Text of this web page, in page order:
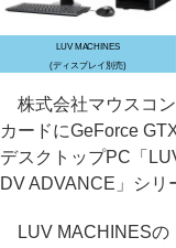
LUV MACHINES
(ディスプレイ別売)
株式会社マウスコ
カードにGeForce
デスクトップPC「
DV ADVANCE」シリ
LUV MACHINESの